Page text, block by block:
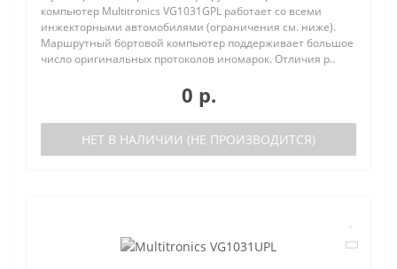
компьютер Multitronics VG1031GPL работает со всеми
инжекторными автомобилями (ограничения см. ниже).
Маршрутный бортовой компьютер поддерживает большое
число оригинальных протоколов иномарок. Отличия р..
0 р.
НЕТ В НАЛИЧИИ (НЕ ПРОИЗВОДИТСЯ)